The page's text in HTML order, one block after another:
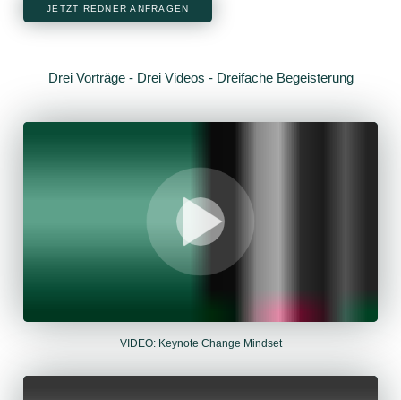
JETZT REDNER ANFRAGEN
Drei Vorträge - Drei Videos - Dreifache Begeisterung
VIDEO: Keynote Change Mindset